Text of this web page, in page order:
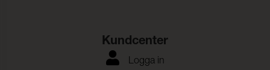
Kundcenter
Logga in